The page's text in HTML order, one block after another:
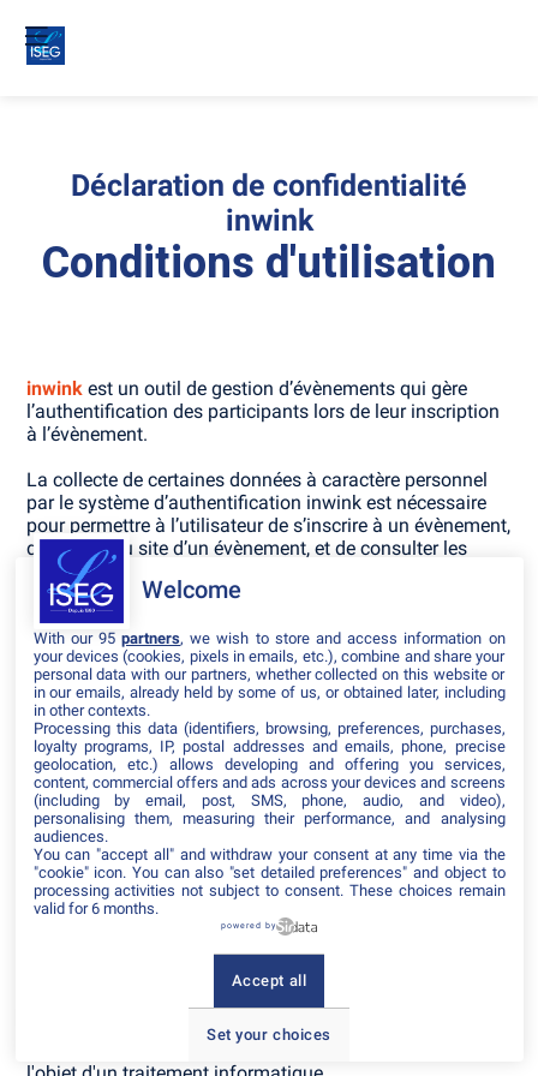
Déclaration de confidentialité
inwink
Conditions d'utilisation
inwink est un outil de gestion d’évènements qui gère
l’authentification des participants lors de leur inscription
à l’évènement.
La collecte de certaines données à caractère personnel
par le système d’authentification inwink est nécessaire
pour permettre à l’utilisateur de s’inscrire à un évènement,
d’accéder au site d’un évènement, et de consulter les
informations relatives à l’organisation pratique et
logistique d’un évènement.
Les données personnelles recueillies par inwink sont le
nom, le prénom et les données de contact, les identifiants
et mots de passe, ainsi que tous les champs choisis par
l’organisateur d’évènements et qui apparaissent dans le
formulaire d’inscription à un évènement.
Ces données à caractère personnel concernant
l’utilisateur sont confidentielles et conservées par inwink.
Elles pourront être communiquées à ses partenaires et
prestataires exclusivement pour la gestion de l’inscription
et de la participation de l’utilisateur à un ou plusieurs
évènements.
Conformément à la loi "Informatique et Libertés" n°78-17
du 6 janvier 1978 telle que modifiée par la loi n°2004-801
du 6 août 2004, sur justification de son identité,
l’utilisateur dispose d'un droit d'accès et de rectification
des données le concernant, ainsi que du droit de
s’opposer à ce que les données le concernant fassent
Welcome
With our 95partners, we wish to store and access information on
your devices (cookies, pixels in emails, etc.), combine and share your
personal data with our partners, whether collected on this website or
in our emails, already held by some of us, or obtained later, including
in other contexts.
Processing this data (identifiers, browsing, preferences, purchases,
loyalty programs, IP, postal addresses and emails, phone, precise
geolocation, etc.) allows developing and offering you services,
content, commercial offers and ads across your devices and screens
(including by email, post, SMS, phone, audio, and video),
personalising them, measuring their performance, and analysing
audiences.
You can "accept all" and withdraw your consent at any time via the
"cookie" icon. You can also "set detailed preferences" and object to
processing activities not subject to consent. These choices remain
valid for 6 months.
powered by
Set your choices
Accept all